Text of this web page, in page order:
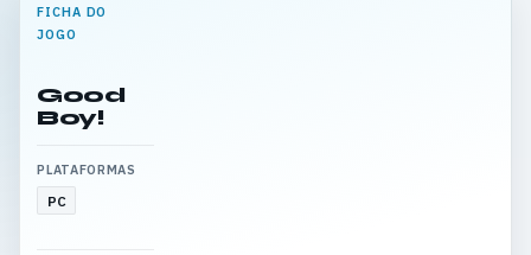
FICHA DO
JOGO
Good
Boy!
PLATAFORMAS
PC